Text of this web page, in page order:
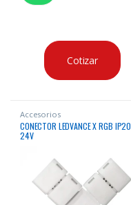
Cotizar
Accesorios
CONECTOR LEDVANCE X RGB IP20
24V